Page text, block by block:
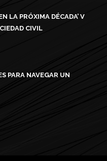
LA PRÓXIMA DÉCADA’ V
CIVIL
PARA NAVEGAR UN